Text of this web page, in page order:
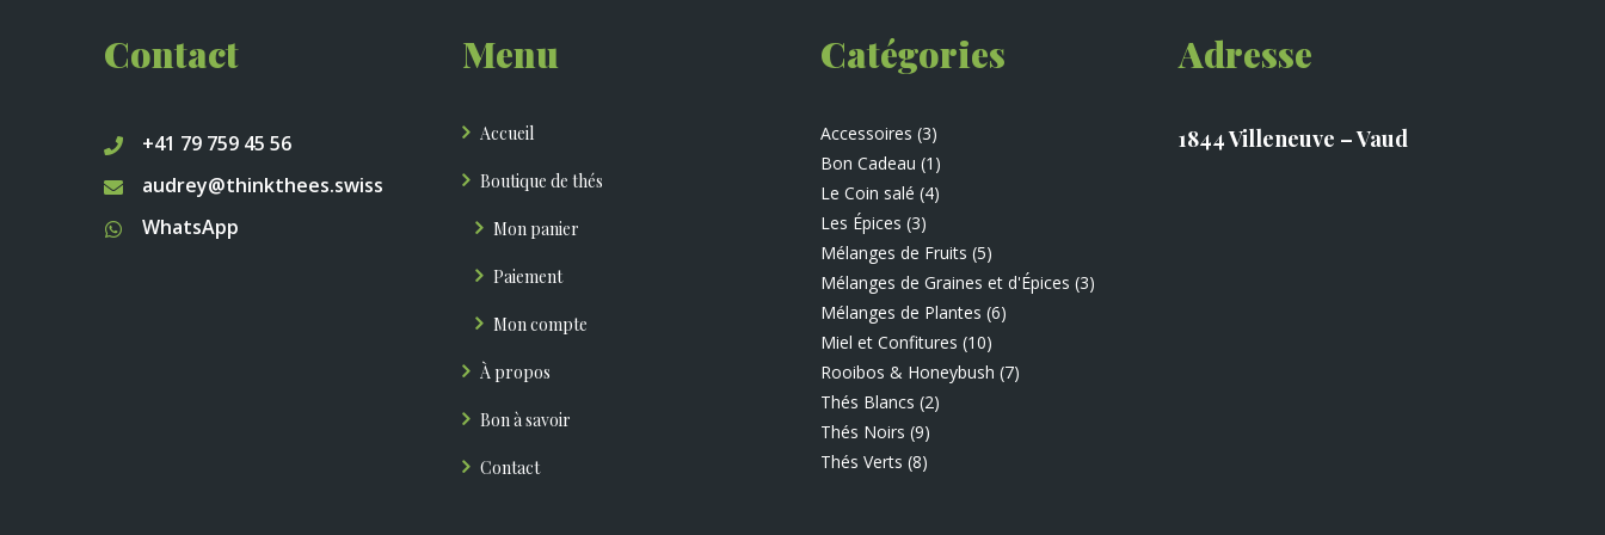
Contact
+41 79 759 45 56
audrey@thinkthees.swiss
WhatsApp
Menu
Accueil
Boutique de thés
Mon panier
Paiement
Mon compte
À propos
Bon à savoir
Contact
Catégories
Accessoires (3)
Bon Cadeau (1)
Le Coin salé (4)
Les Épices (3)
Mélanges de Fruits (5)
Mélanges de Graines et d'Épices (3)
Mélanges de Plantes (6)
Miel et Confitures (10)
Rooibos & Honeybush (7)
Thés Blancs (2)
Thés Noirs (9)
Thés Verts (8)
Adresse
1844 Villeneuve – Vaud